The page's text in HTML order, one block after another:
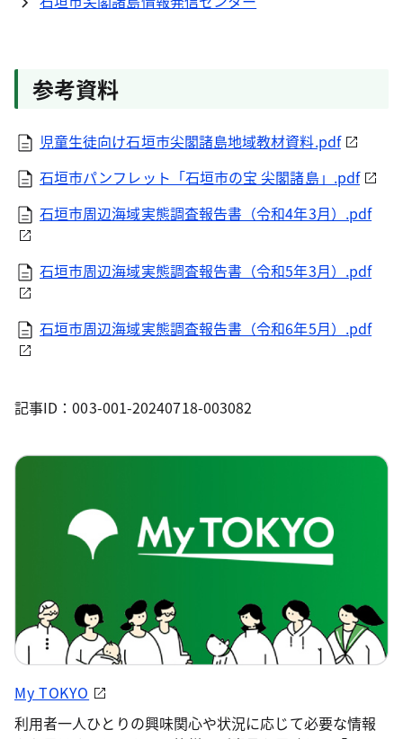
参考資料
児童生徒向け石垣市尖閣諸島地域教材資料.pdf
石垣市パンフレット「石垣市の宝 尖閣諸島」.pdf
石垣市周辺海域実態調査報告書（令和4年3月）.pdf
石垣市周辺海域実態調査報告書（令和5年3月）.pdf
石垣市周辺海域実態調査報告書（令和6年5月）.pdf
記事ID：003-001-20240718-003082
My TOKYO
利用者一人ひとりの興味関心や状況に応じて必要な情報